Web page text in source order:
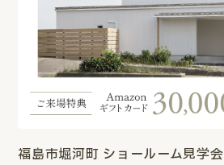
福島市堀河町 ショールーム見学会